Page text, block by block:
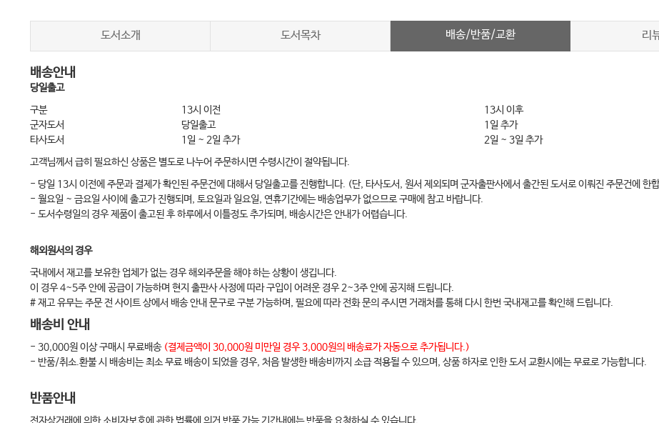
도서소개 도서목차 배송/반품/교환 리
배송안내
당일출고
구분
13시 이전
13시 이후
군자도서
당일출고
1일 추가
타사도서
1일 ~ 2일 추가
2일 ~ 3일 추가
고객님께서 급히 필요하신 상품은 별도로 나누어 주문하시면 수령시간이 절약됩니다.
- 당일 13시 이전에 주문과 결제가 확인된 주문건에 대해서 당일출고를 진행합니다. (단, 타사도서, 원서 제외되며 군자출판사에서 출간된 도서로 이뤄진 주문건에 한
- 월요일 ~ 금요일 사이에 출고가 진행되며, 토요일과 일요일, 연휴기간에는 배송업무가 없으므로 구매에 참고 바랍니다.
- 도서수령일의 경우 제품이 출고된 후 하루에서 이틀정도 추가되며, 배송시간은 안내가 어렵습니다.
해외원서의 경우
국내에서 재고를 보유한 업체가 없는 경우 해외주문을 해야 하는 상황이 생깁니다.
이 경우 4~5주 안에 공급이 가능하며 현지 출판사 사정에 따라 구입이 어려운 경우 2~3주 안에 공지해 드립니다.
# 재고 유무는 주문 전 사이트 상에서 배송 안내 문구로 구분 가능하며, 필요에 따라 전화 문의 주시면 거래처를 통해 다시 한번 국내재고를 확인해 드립니다.
배송비 안내
- 30,000원 이상 구매시 무료배송 (결제금액이 30,000원 미만일 경우 3,000원의 배송료가 자동으로 추가됩니다.)
- 반품/취소.환불 시 배송비는 최소 무료 배송이 되었을 경우, 처음 발생한 배송비까지 소급 적용될 수 있으며, 상품 하자로 인한 도서 교환시에는 무료로 가능합니다.
반품안내